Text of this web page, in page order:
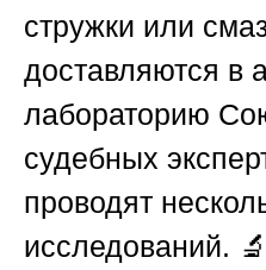
стружки или
доставляются в
лабораторию
судебных
проводят
исследований. 🔬